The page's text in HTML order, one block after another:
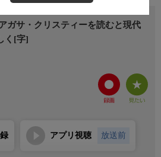
ガサ・クリスティーを読むと現代
く[字]
アプリ視聴 放送前